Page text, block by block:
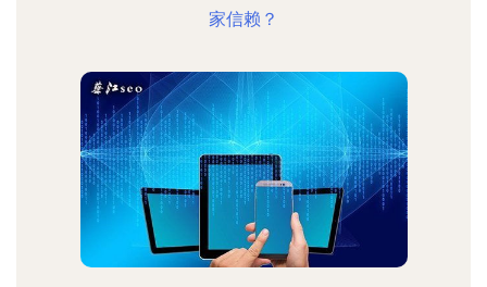
家信赖？